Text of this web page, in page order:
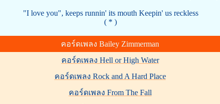
"I love you", keeps runnin' its mouth Keepin' us reckless
( * )
คอร์ดเพลง Bailey Zimmerman
คอร์ดเพลง Hell or High Water
คอร์ดเพลง Rock and A Hard Place
คอร์ดเพลง From The Fall